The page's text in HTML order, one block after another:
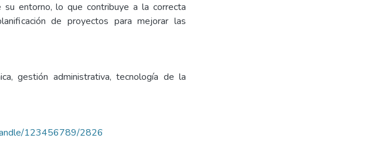
entorno, lo que contribuye a la correcta
de proyectos para mejorar las
gestión administrativa, tecnología de la
123456789/2826